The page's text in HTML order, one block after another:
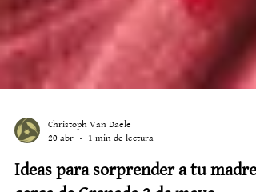
Christoph Van Daele
20 abr
1 min de lectura